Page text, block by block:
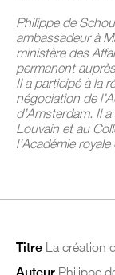
Philippe de
ambassadeur à
ministère des
permanent
Il a participé à la
négociation de
d’Amsterdam. Il
Louvain et au
l’Académie
Titre La création